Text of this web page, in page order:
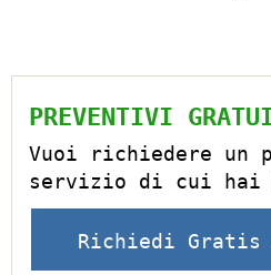
PREVENTIVI
Vuoi richiedere un
servizio di cui hai
Richiedi